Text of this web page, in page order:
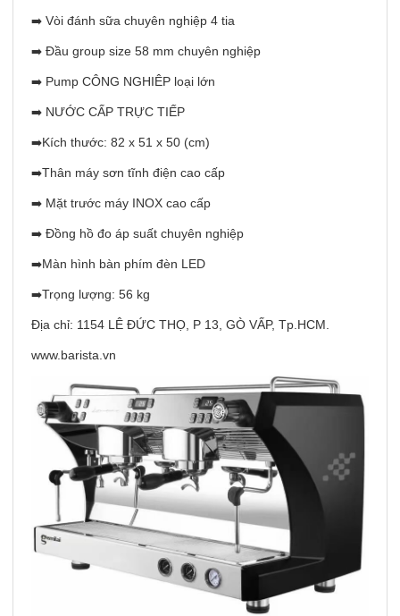
➡️ Vòi đánh sữa chuyên nghiệp 4 tia
➡️ Đầu group size 58 mm chuyên nghiệp
➡️ Pump CÔNG NGHIÊP loại lớn
➡️ NƯỚC CẤP TRỰC TIẾP
➡️Kích thước: 82 x 51 x 50 (cm)
➡️Thân máy sơn tĩnh điện cao cấp
➡️ Mặt trước máy INOX cao cấp
➡️ Đồng hồ đo áp suất chuyên nghiệp
➡️Màn hình bàn phím đèn LED
➡️Trọng lượng: 56 kg
Địa chỉ: 1154 LÊ ĐỨC THỌ, P 13, GÒ VẤP, Tp.HCM.
www.barista.vn